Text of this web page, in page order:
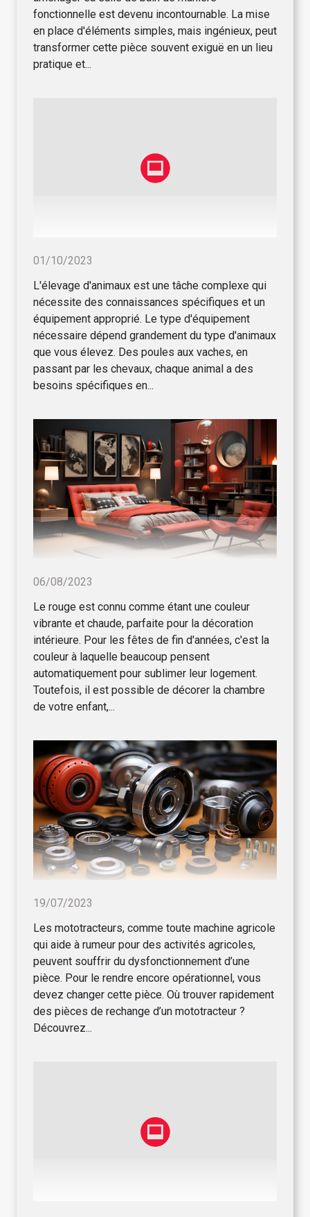
fonctionnelle est devenu incontournable. La mise
en place d'éléments simples, mais ingénieux, peut
transformer cette pièce souvent exiguë en un lieu
pratique et...
01/10/2023
L'élevage d'animaux est une tâche complexe qui
nécessite des connaissances spécifiques et un
équipement approprié. Le type d'équipement
nécessaire dépend grandement du type d'animaux
que vous élevez. Des poules aux vaches, en
passant par les chevaux, chaque animal a des
besoins spécifiques en...
06/08/2023
Le rouge est connu comme étant une couleur
vibrante et chaude, parfaite pour la décoration
intérieure. Pour les fêtes de fin d'années, c'est la
couleur à laquelle beaucoup pensent
automatiquement pour sublimer leur logement.
Toutefois, il est possible de décorer la chambre
de votre enfant,...
19/07/2023
Les mototracteurs, comme toute machine agricole
qui aide à rumeur pour des activités agricoles,
peuvent souffrir du dysfonctionnement d’une
pièce. Pour le rendre encore opérationnel, vous
devez changer cette pièce. Où trouver rapidement
des pièces de rechange d’un mototracteur ?
Découvrez...